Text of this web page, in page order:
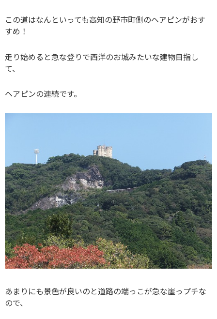
この道はなんといっても高知の野市町側のヘアピンがおす
すめ！
走り始めると急な登りで西洋のお城みたいな建物目指し
て、
ヘアピンの連続です。
あまりにも景色が良いのと道路の端っこが急な崖っプチな
ので、